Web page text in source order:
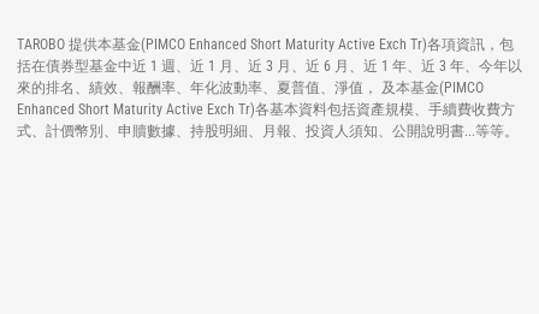
TAROBO 提供本基金(PIMCO Enhanced Short Maturity Active Exch Tr)各項資訊，包
括在債券型基金中近 1 週、近 1 月、近 3 月、近 6 月、近 1 年、近 3 年、今年以
來的排名、績效、報酬率、年化波動率、夏普值、淨值， 及本基金(PIMCO
Enhanced Short Maturity Active Exch Tr)各基本資料包括資產規模、手續費收費方
式、計價幣別、申贖數據、持股明細、月報、投資人須知、公開說明書...等等。